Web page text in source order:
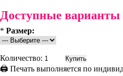
Доступные варианты
* Размер:
Количество:
🖨 Печать выполняется по